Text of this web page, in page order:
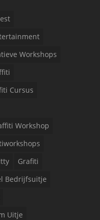
Workshops
Cursus
Workshop
Grafiti
Bedrijfsuitje
Uitje